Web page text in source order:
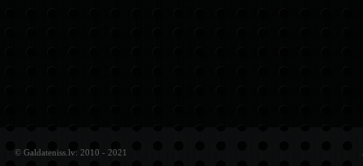
© Galdateniss.lv: 2010 - 2021